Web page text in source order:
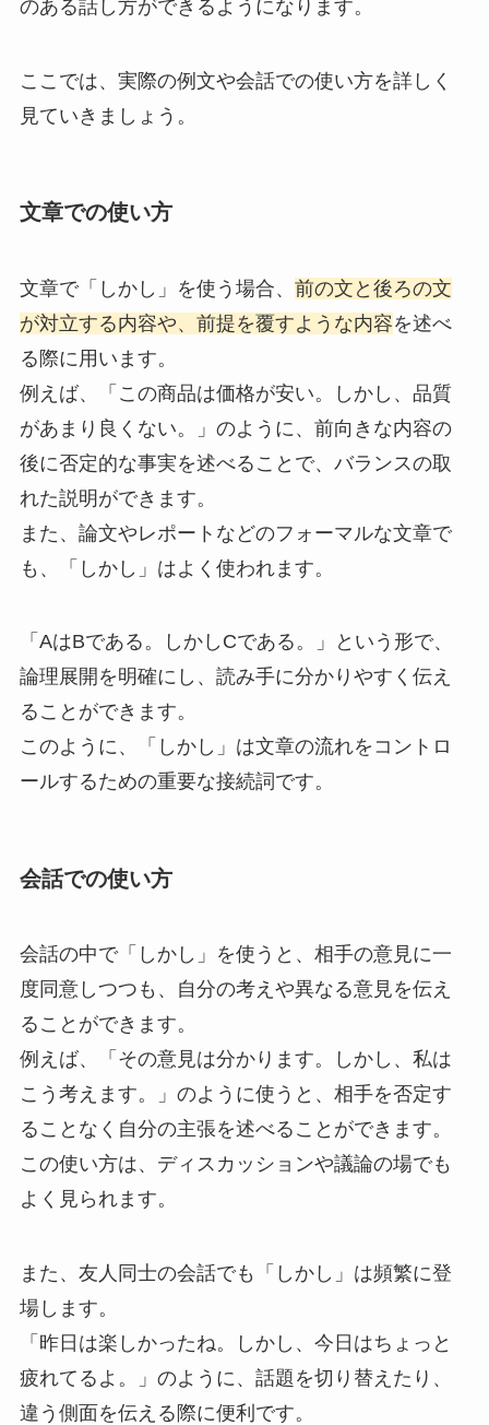
のある話し方ができるようになります。
ここでは、実際の例文や会話での使い方を詳しく
見ていきましょう。
文章での使い方
文章で「しかし」を使う場合、 前の文と後ろの文
が対立する内容や、前提を覆すような内容を述べ
る際に用います。
例えば、「この商品は価格が安い。しかし、品質
があまり良くない。」のように、前向きな内容の
後に否定的な事実を述べることで、バランスの取
れた説明ができます。
また、論文やレポートなどのフォーマルな文章で
も、「しかし」はよく使われます。
「AはBである。しかしCである。」という形で、
論理展開を明確にし、読み手に分かりやすく伝え
ることができます。
このように、「しかし」は文章の流れをコントロ
ールするための重要な接続詞です。
会話での使い方
会話の中で「しかし」を使うと、相手の意見に一
度同意しつつも、自分の考えや異なる意見を伝え
ることができます。
例えば、「その意見は分かります。しかし、私は
こう考えます。」のように使うと、相手を否定す
ることなく自分の主張を述べることができます。
この使い方は、ディスカッションや議論の場でも
よく見られます。
また、友人同士の会話でも「しかし」は頻繁に登
場します。
「昨日は楽しかったね。しかし、今日はちょっと
疲れてるよ。」のように、話題を切り替えたり、
違う側面を伝える際に便利です。